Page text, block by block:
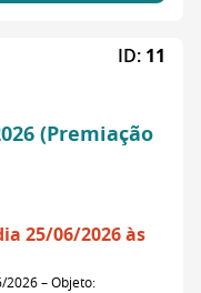
(Premiação
ID: 11
25/06/2026 às
2026 – Objeto: